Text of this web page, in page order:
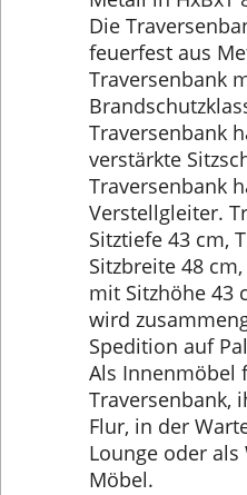
Die
feuerfest aus
Traversenbank
Traversenbank
verstärkte
Traversenbank
Verstellgleiter.
Sitztiefe 43 cm,
Sitzbreite 48
mit Sitzhöhe 43
wird
Spedition auf
Als Innenmöbel
Traversenbank,
Flur, in der
Lounge oder
Möbel.